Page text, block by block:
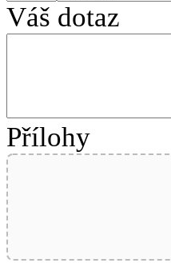
Váš dotaz
Přílohy